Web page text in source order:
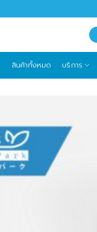
สินค้าทั้งหมด บริการ